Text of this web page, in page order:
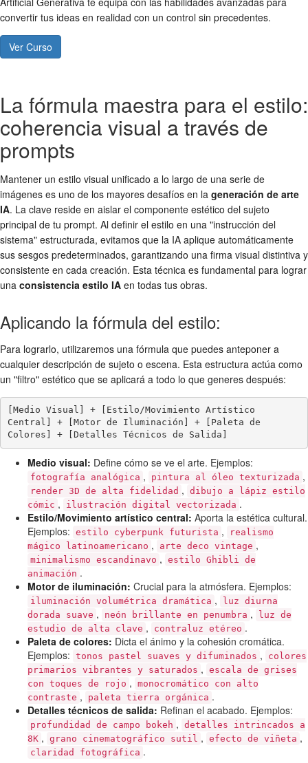
convertir tus ideas en realidad con un control sin precedentes.
Ver Curso
La fórmula maestra para el estilo:
coherencia visual a través de
prompts
Mantener un estilo visual unificado a lo largo de una serie de
imágenes es uno de los mayores desafíos en la generación de arte
IA. La clave reside en aislar el componente estético del sujeto
principal de tu prompt. Al definir el estilo en una "instrucción del
sistema" estructurada, evitamos que la IA aplique automáticamente
sus sesgos predeterminados, garantizando una firma visual distintiva y
consistente en cada creación. Esta técnica es fundamental para lograr
una consistencia estilo IA en todas tus obras.
Aplicando la fórmula del estilo:
Para lograrlo, utilizaremos una fórmula que puedes anteponer a
cualquier descripción de sujeto o escena. Esta estructura actúa como
un "filtro" estético que se aplicará a todo lo que generes después:
[Medio Visual] + [Estilo/Movimiento Artístico
Central] + [Motor de Iluminación] + [Paleta de
Colores] + [Detalles Técnicos de Salida]
Medio visual: Define cómo se ve el arte. Ejemplos:
fotografía analógica , pintura al óleo texturizada ,
render 3D de alta fidelidad , dibujo a lápiz estilo
cómic , ilustración digital vectorizada .
Estilo/Movimiento artístico central: Aporta la estética cultural.
Ejemplos: estilo cyberpunk futurista ,
realismo
mágico latinoamericano , arte deco vintage ,
minimalismo escandinavo , estilo Ghibli de
animación .
Motor de iluminación: Crucial para la atmósfera. Ejemplos:
iluminación volumétrica dramática ,
luz diurna
dorada suave , neón brillante en penumbra ,
luz de
estudio de alta clave , contraluz etéreo .
Paleta de colores: Dicta el ánimo y la cohesión cromática.
Ejemplos: tonos pastel suaves y difuminados ,
colores
primarios vibrantes y saturados , escala de grises
con toques de rojo , monocromático con alto
contraste , paleta tierra orgánica .
Detalles técnicos de salida: Refinan el acabado. Ejemplos:
profundidad de campo bokeh , detalles intrincados a
8K , grano cinematográfico sutil , efecto de viñeta ,
claridad fotográfica .